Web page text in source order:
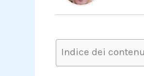
Indice dei